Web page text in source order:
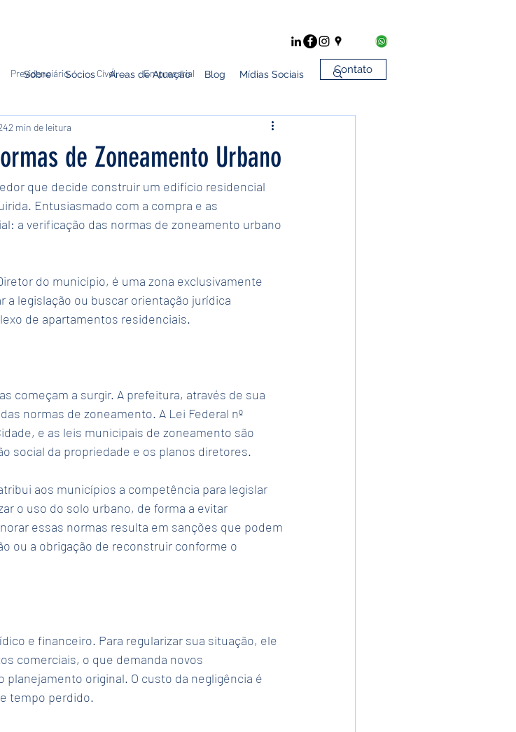
Sobre Sócios Áreas de Atuação Blog Mídias Sociais Contato
Previdenciário Cível Empresarial
de Zoneamento Urbano
2 min de leitura
que decide construir um edifício residencial
Entusiasmado com a compra e as
a verificação das normas de zoneamento urbano
do município, é uma zona exclusivamente
legislação ou buscar orientação jurídica
de apartamentos residenciais.
começam a surgir. A prefeitura, através de sua
normas de zoneamento. A Lei Federal nº
e as leis municipais de zoneamento são
social da propriedade e os planos diretores.
aos municípios a competência para legislar
o uso do solo urbano, de forma a evitar
essas normas resulta em sanções que podem
ou a obrigação de reconstruir conforme o
e financeiro. Para regularizar sua situação, ele
comerciais, o que demanda novos
original. O custo da negligência é
tempo perdido.